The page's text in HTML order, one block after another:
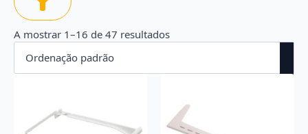
A mostrar 1–16 de 47 resultados